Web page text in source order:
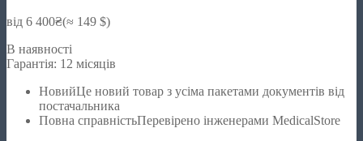
від 6 400₴(≈ 149 $)
В наявності
Гарантія: 12 місяців
НовийЦе новий товар з усіма пакетами документів від
постачальника
Повна справністьПеревірено інженерами MedicalStore